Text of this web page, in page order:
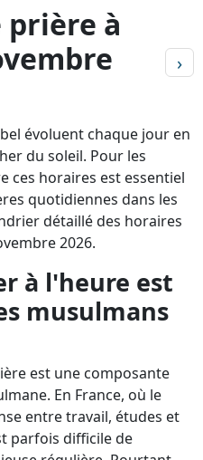
prière à
›
évoluent chaque jour en
du soleil. Pour les
ces horaires est essentiel
quotidiennes dans les
détaillé des horaires
2026.
à l'heure est
musulmans
est une composante
En France, où le
entre travail, études et
parfois difficile de